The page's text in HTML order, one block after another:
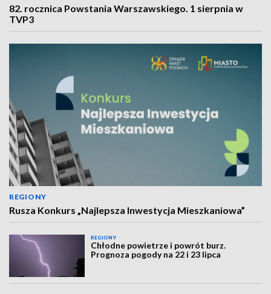
82. rocznica Powstania Warszawskiego. 1 sierpnia w
TVP3
REGIONY
Rusza Konkurs „Najlepsza Inwestycja Mieszkaniowa”
REGIONY
Chłodne powietrze i powrót burz.
Prognoza pogody na 22 i 23 lipca